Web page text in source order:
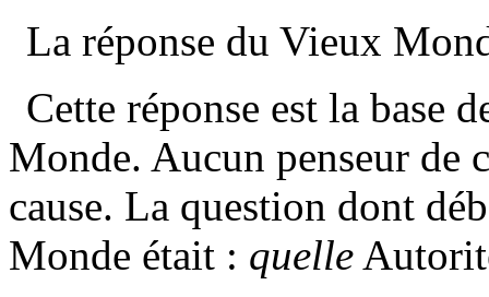
La réponse du Vieux
Cette réponse est la base
Monde. Aucun penseur de
cause. La question dont
Monde était : quelle